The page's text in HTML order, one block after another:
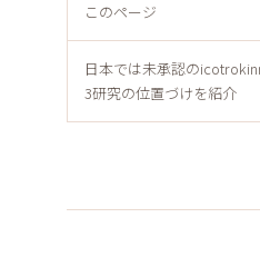
このページ
日本では未承認の
3研究の位置づけを紹介